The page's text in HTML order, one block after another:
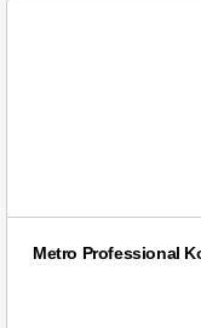
Metro Professional